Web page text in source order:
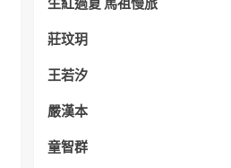
莊玟玥
王若汐
嚴漢本
童智群